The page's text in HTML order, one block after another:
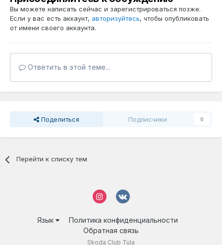
Вы можете написать сейчас и зарегистрироваться позже.
Если у вас есть аккаунт, авторизуйтесь, чтобы опубликовать
от имени своего аккаунта.
Ответить в этой теме...
Поделиться Подписчики 0
Перейти к списку тем
Язык
Политика конфиденциальности
Обратная связь
Skoda Club Tula